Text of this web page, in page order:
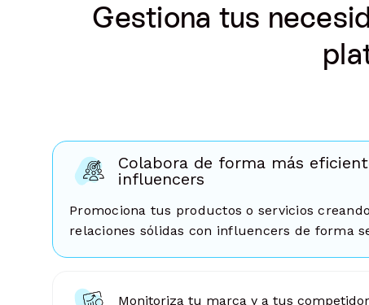
Gestiona tus
Colabora de forma más
influencers
Promociona tus productos o servicios creando
relaciones sólidas con influencers de forma
Monitoriza tu marca y a tus